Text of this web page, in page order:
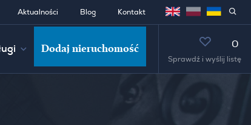
Aktualności Blog Kontakt
Dodaj nieruchomość 0
Sprawdź i wyślij listę